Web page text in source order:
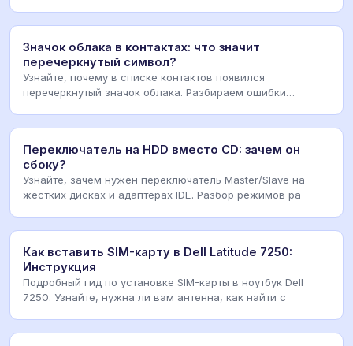
Значок облака в контактах: что значит
перечеркнутый символ?
Узнайте, почему в списке контактов появился
перечеркнутый значок облака. Разбираем ошибки
Переключатель на HDD вместо CD: зачем он
сбоку?
Узнайте, зачем нужен переключатель Master/Slave на
жестких дисках и адаптерах IDE. Разбор режимов ра
Как вставить SIM-карту в Dell Latitude 7250:
Инструкция
Подробный гид по установке SIM-карты в ноутбук Dell
7250. Узнайте, нужна ли вам антенна, как найти с